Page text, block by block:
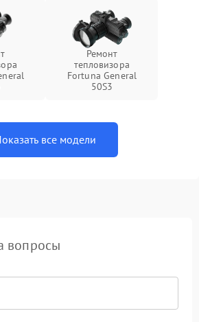
Ремонт
тепловизора
Fortuna General
50S3
все модели
вопросы